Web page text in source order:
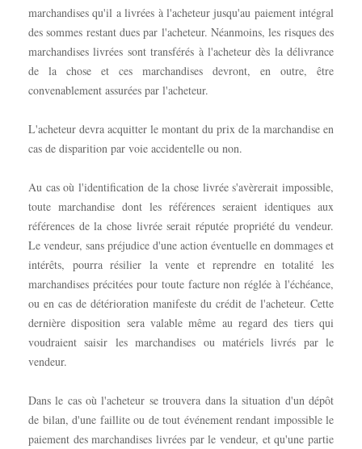
marchandises qu'il a livrées à l'acheteur jusqu'au paiement intégral
des sommes restant dues par l'acheteur. Néanmoins, les risques des
marchandises livrées sont transférés à l'acheteur dès la délivrance
de la chose et ces marchandises devront, en outre, être
convenablement assurées par l'acheteur.
L'acheteur devra acquitter le montant du prix de la marchandise en
cas de disparition par voie accidentelle ou non.
Au cas où l'identification de la chose livrée s'avèrerait impossible,
toute marchandise dont les références seraient identiques aux
références de la chose livrée serait réputée propriété du vendeur.
Le vendeur, sans préjudice d'une action éventuelle en dommages et
intérêts, pourra résilier la vente et reprendre en totalité les
marchandises précitées pour toute facture non réglée à l'échéance,
ou en cas de détérioration manifeste du crédit de l'acheteur. Cette
dernière disposition sera valable même au regard des tiers qui
voudraient saisir les marchandises ou matériels livrés par le
vendeur.
Dans le cas où l'acheteur se trouvera dans la situation d'un dépôt
de bilan, d'une faillite ou de tout événement rendant impossible le
paiement des marchandises livrées par le vendeur, et qu'une partie